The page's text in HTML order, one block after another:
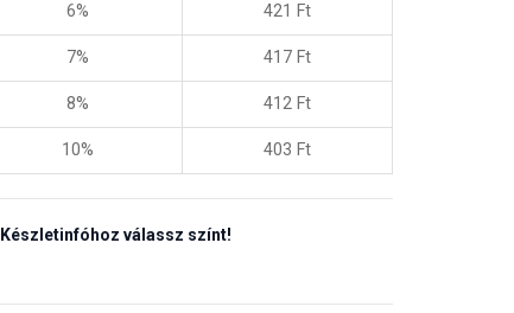
6% 421 Ft
7% 417 Ft
8% 412 Ft
10% 403 Ft
Készletinfóhoz válassz színt!